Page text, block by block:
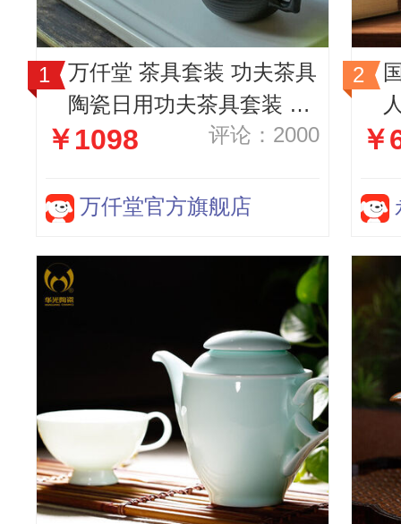
万仟堂 茶具套装 功夫茶具
陶瓷日用功夫茶具套装 礼
盒 万事胜意 家用 客厅 送
6杯6碟
￥1098 评论：2000
万仟堂官方旗舰店
￥